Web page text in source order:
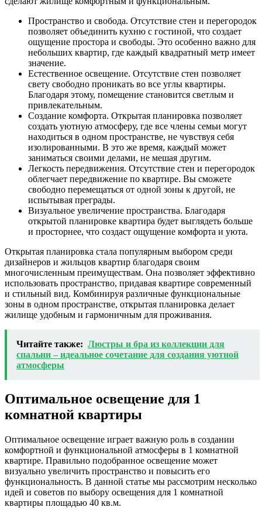
Пространство и свобода. Отсутствие стен и перегородок
позволяет объединить кухню с гостиной, что создает
ощущение простора и свободы. Это особенно важно для
небольших квартир, где каждый квадратный метр имеет
значение.
Естественное освещение. Отсутствие стен позволяет
свету свободно проникать во все углы квартиры.
Благодаря этому, помещение становится светлым и
привлекательным.
Создание комфорта. Открытая планировка позволяет
создать уютную атмосферу, где все члены семьи могут
находиться в одном пространстве, не чувствуя себя
изолированными. В это же время, каждый может
заниматься своими делами, не мешая другим.
Легкость передвижения. Отсутствие стен и перегородок
облегчает передвижение по квартире. Вы сможете
свободно перемещаться от одной зоны к другой, не
испытывая преграды.
Визуальное увеличение пространства. Благодаря
открытой планировке квартира будет выглядеть больше
и просторнее, что создаст ощущение комфорта и уюта.
Открытая планировка стала популярным выбором среди
дизайнеров и жильцов квартир благодаря своим
многочисленным преимуществам. Она позволяет эффективно
использовать пространство, придавая квартире современный
и стильный вид. Комбинируя различные функциональные
зоны в одном пространстве, открытая планировка делает
жилище удобным и гармоничным для проживания.
Читайте также: Люстры и бра из коллекции для
спальни – идеальное сочетание для создания уютной
атмосферы
Оптимальное освещение для 1
комнатной квартиры
Оптимальное освещение играет важную роль в создании
комфортной и функциональной атмосферы в 1 комнатной
квартире. Правильно подобранное освещение может
визуально увеличить пространство и повысить его
функциональность. В данной статье мы рассмотрим несколько
идей и советов по выбору освещения для 1 комнатной
квартиры площадью 40 кв.м.